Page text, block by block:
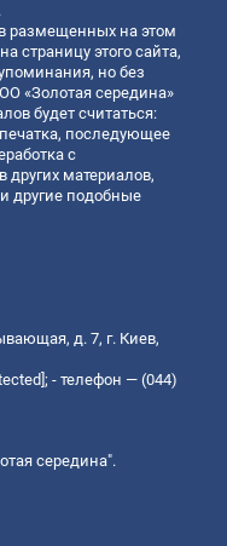
размещенных на этом
страницу этого сайта,
но без
«Золотая середина»
будет считаться:
последующее
с
материалов,
другие подобные
д. 7, г. Киев,
; - телефон — (044)
середина".